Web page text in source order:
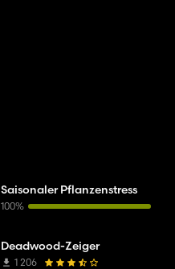
Saisonaler Pflanzenstress
100%
Deadwood-Zeiger
1 206